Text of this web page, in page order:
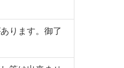
ります。御了